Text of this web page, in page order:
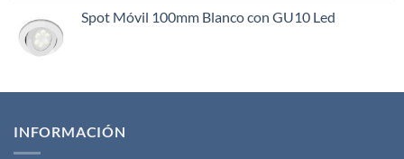
Spot Móvil 100mm Blanco con GU10 Led
INFORMACIÓN